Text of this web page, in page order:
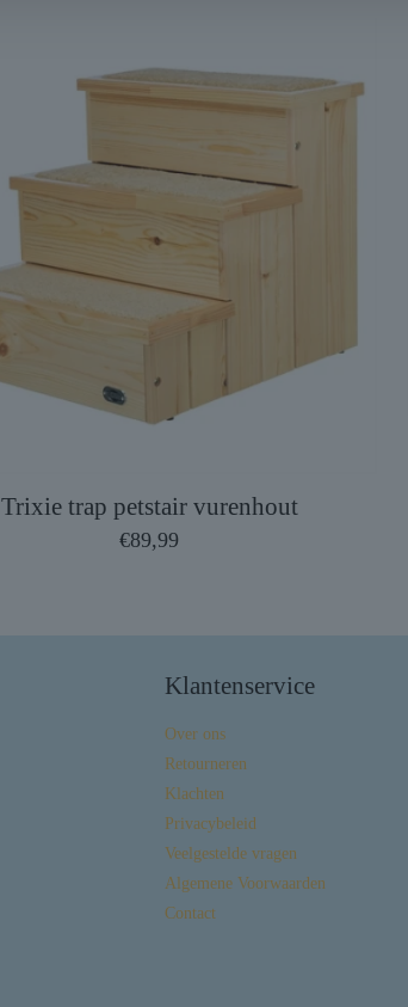
Trixie trap petstair vurenhout
€89,99
Klantenservice
Over ons
Retourneren
Klachten
Privacybeleid
Veelgestelde vragen
Algemene Voorwaarden
Contact